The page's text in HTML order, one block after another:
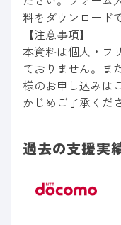
料をダウンロード
【注意事項】
本資料は個人・フ
ておりません。ま
様のお申し込みは
かじめご了承くだ
過去の支援実